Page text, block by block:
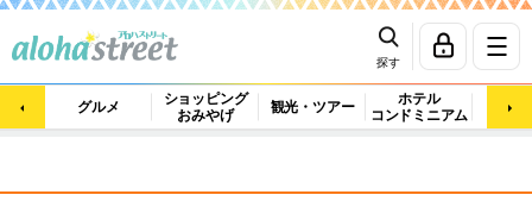
探す
グルメ
ショッピング
おみやげ
観光・ツアー
ホテル
コンドミニアム
マッ